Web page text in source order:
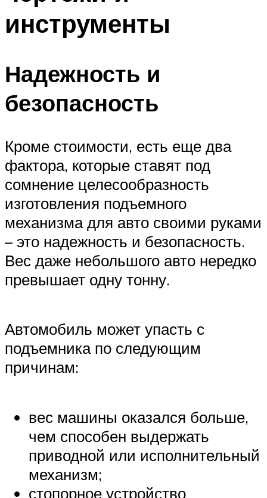
инструменты
Надежность и
безопасность
Кроме стоимости, есть еще два
фактора, которые ставят под
сомнение целесообразность
изготовления подъемного
механизма для авто своими руками
– это надежность и безопасность.
Вес даже небольшого авто нередко
превышает одну тонну.
Автомобиль может упасть с
подъемника по следующим
причинам:
вес машины оказался больше,
чем способен выдержать
приводной или исполнительный
механизм;
стопорное устройство